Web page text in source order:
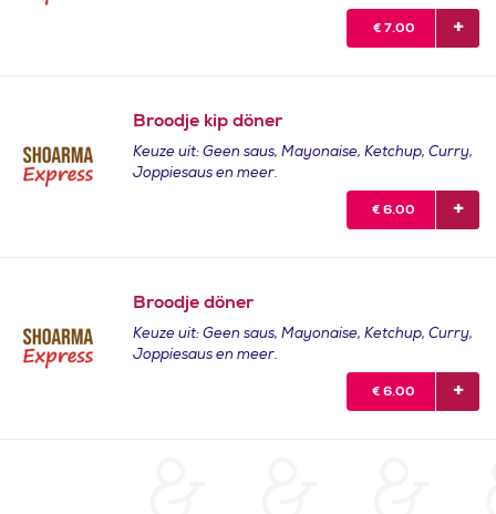
€ 7.00
Broodje kip döner
Keuze uit: Geen saus, Mayonaise, Ketchup, Curry,
Joppiesaus en meer.
€ 6.00
Broodje döner
Keuze uit: Geen saus, Mayonaise, Ketchup, Curry,
Joppiesaus en meer.
€ 6.00